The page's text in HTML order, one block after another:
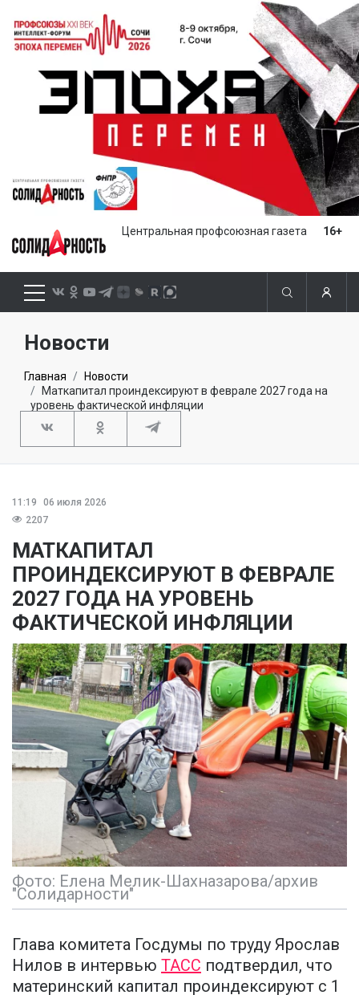
Центральная профсоюзная газета 16+
Новости
Главная
Новости
Маткапитал проиндексируют в феврале 2027 года на
уровень фактической инфляции
11:19
06 июля 2026
2207
МАТКАПИТАЛ
ПРОИНДЕКСИРУЮТ В ФЕВРАЛЕ
2027 ГОДА НА УРОВЕНЬ
ФАКТИЧЕСКОЙ ИНФЛЯЦИИ
Фото: Елена Мелик-Шахназарова/архив
"Солидарности"
Глава комитета Госдумы по труду Ярослав
Нилов в интервью ТАСС подтвердил, что
материнский капитал проиндексируют с 1